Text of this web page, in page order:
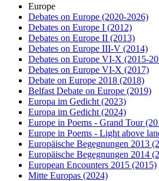
Europe
Debates on Europe (2020-2026)
Debates on Europe I (2012)
Debates on Europe II (2013)
Debates on Europe III-V (2014)
Debates on Europe VI-X (2015-
Debates on Europe VI-X (2017)
Debate on Europe 2018 (2018)
Belfast Debate on Europe (2019)
Europa im Gedicht (2023)
Europa im Gedicht (2024)
Europe in Poems - Grand Tour
Europe in Poems - Light above
Europäische Begegnungen 2013
Europäische Begegnungen 2014
European Encounters 2015 (2015)
Mitte Europas (2024)